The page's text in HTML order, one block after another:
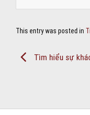
This entry was posted in
Tìm hiểu sự